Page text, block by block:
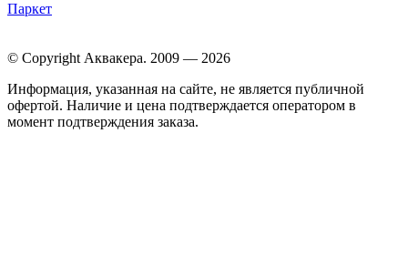
Паркет
© Copyright Аквакера. 2009 — 2026
Информация, указанная на сайте, не является публичной
офертой. Наличие и цена подтверждается оператором в
момент подтверждения заказа.